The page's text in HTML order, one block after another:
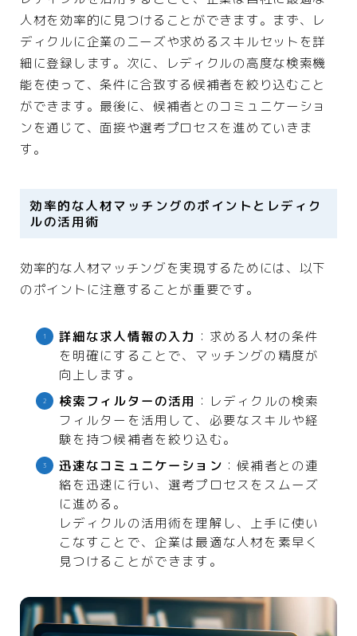
人材を効率的に見つけることができます。まず、レ
ディクルに企業のニーズや求めるスキルセットを詳
細に登録します。次に、レディクルの高度な検索機
能を使って、条件に合致する候補者を絞り込むこと
ができます。最後に、候補者とのコミュニケーショ
ンを通じて、面接や選考プロセスを進めていきま
す。
効率的な人材マッチングのポイントとレディク
ルの活用術
効率的な人材マッチングを実現するためには、以下
のポイントに注意することが重要です。
詳細な求人情報の入力 ：求める人材の条件
を明確にすることで、マッチングの精度が
向上します。
検索フィルターの活用 ：レディクルの検索
フィルターを活用して、必要なスキルや経
験を持つ候補者を絞り込む。
迅速なコミュニケーション ：候補者との連
絡を迅速に行い、選考プロセスをスムーズ
に進める。
レディクルの活用術を理解し、上手に使い
こなすことで、企業は最適な人材を素早く
見つけることができます。